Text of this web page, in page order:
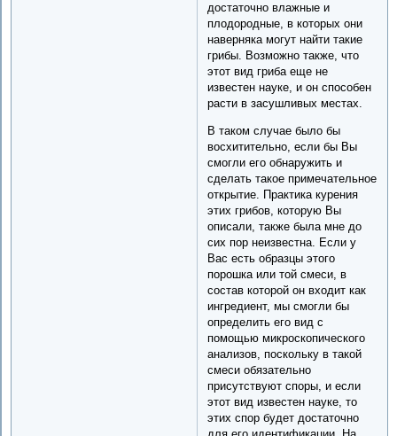
достаточно влажные и
плодородные, в которых они
наверняка могут найти такие
грибы. Возможно также, что
этот вид гриба еще не
известен науке, и он способен
расти в засушливых местах.
В таком случае было бы
восхитительно, если бы Вы
смогли его обнаружить и
сделать такое примечательное
открытие. Практика курения
этих грибов, которую Вы
описали, также была мне до
сих пор неизвестна. Если у
Вас есть образцы этого
порошка или той смеси, в
состав которой он входит как
ингредиент, мы смогли бы
определить его вид с
помощью микроскопического
анализов, поскольку в такой
смеси обязательно
присутствуют споры, и если
этот вид известен науке, то
этих спор будет достаточно